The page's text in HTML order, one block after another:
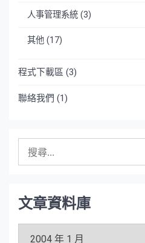
人事管理系統 (3)
其他 (17)
程式下載區 (3)
聯絡我們 (1)
字:
文章資料庫